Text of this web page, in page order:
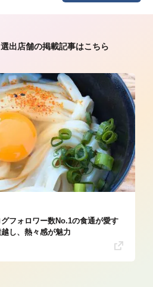
選出店舗の掲載記事はこちら
グフォロワー数No.1の食通が愛す
し、熱々感が魅力